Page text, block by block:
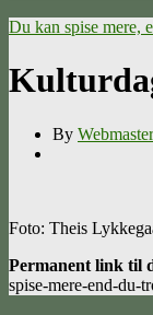
Du kan spise mere,
By Webmaster
Foto: Theis
Permanent link til
spise-mere-end-du-